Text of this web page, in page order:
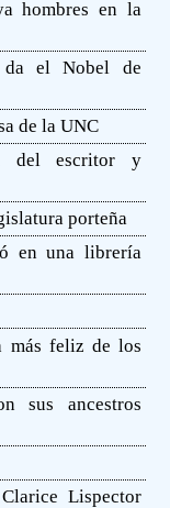
hombres en la
el Nobel de
de la UNC
del escritor y
porteña
en una librería
más feliz de los
sus ancestros
Lispector